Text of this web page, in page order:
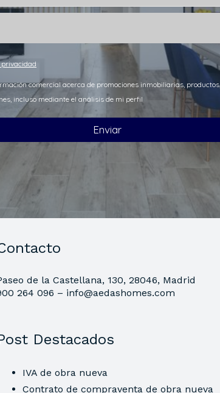
de la Castellana, 130, 28046, Madrid
264 096 – info@aedashomes.com
Destacados
IVA de obra nueva
Contrato de compraventa de obra nueva